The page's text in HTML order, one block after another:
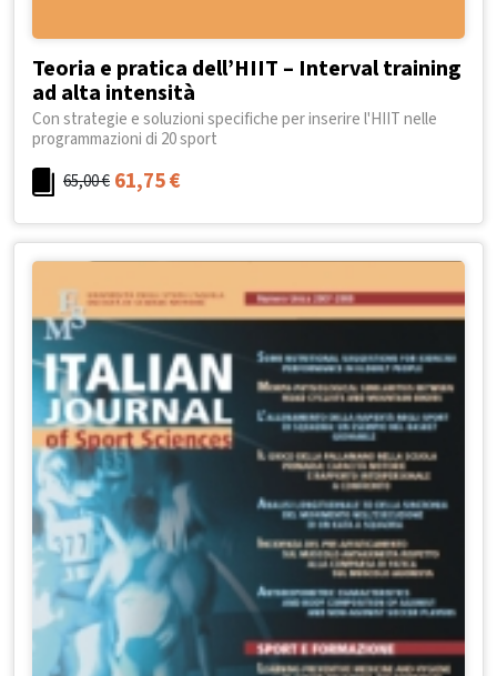
Teoria e pratica dell’HIIT – Interval training
ad alta intensità
Con strategie e soluzioni specifiche per inserire l'HIIT nelle
programmazioni di 20 sport
65,00€ 61,75€